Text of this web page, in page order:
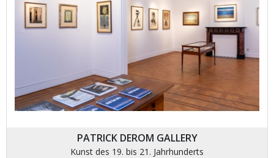
PATRICK DEROM GALLERY
Kunst des 19. bis 21. Jahrhunderts